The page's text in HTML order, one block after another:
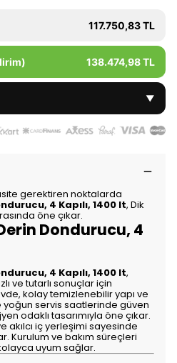
117.750,83 TL
138.474,98 TL
▼
gerektiren noktalarda
4 Kapılı, 1400 lt, Dik
öne çıkar.
Dondurucu, 4
4 Kapılı, 1400 lt,
ve tutarlı sonuçlar için
kolay temizlenebilir yapı ve
yoğun servis saatlerinde güven
odaklı tasarımıyla öne çıkar.
akılcı iç yerleşimi sayesinde
Kurulum ve bakım süreçleri
uyum sağlar.